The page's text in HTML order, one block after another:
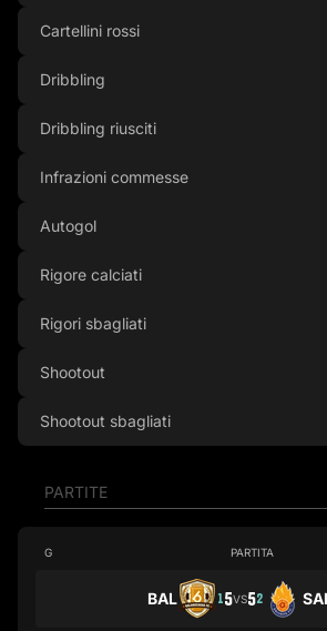
PARTITE
G PARTITA
BAL 15VS52 SAI
Cartellini rossi
Dribbling
Dribbling riusciti
Infrazioni commesse
Autogol
Rigore calciati
Rigori sbagliati
Shootout
Shootout sbagliati